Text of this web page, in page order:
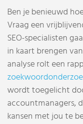
Ben je benieuwd
Vraag een
SEO-specialisten
in kaart brengen
analyse rolt een
wordt toegelicht
accountmanagers,
kansen met jou te